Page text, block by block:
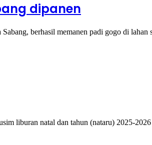
dipanen
berhasil memanen padi gogo di
liburan natal dan tahun (nataru) 2025-